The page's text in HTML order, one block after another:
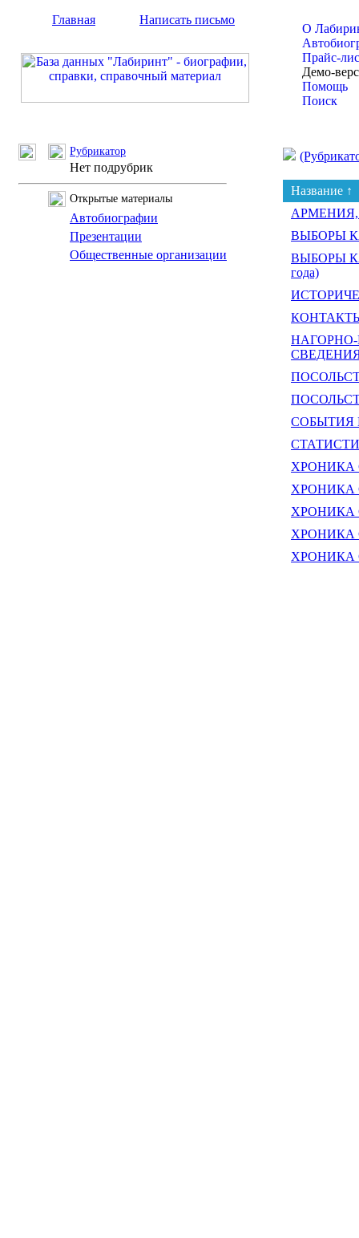
Главная Написать письмо
О
Прайс-
Демо-
Помощь
Поиск
Рубрикатор
Нет подрубрик
Открытые материалы
Автобиографии
Презентации
Общественные организации
Название ↑
ВЫБОРЫ
ВЫБОРЫ
года)
СОБЫТИЯ
ХРОНИКА
ХРОНИКА
ХРОНИКА
ХРОНИКА
ХРОНИКА